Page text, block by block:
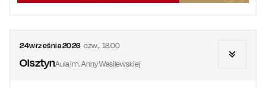
24września2026 czw., 18.00
OlsztynAula im. Anny Wasilewskiej